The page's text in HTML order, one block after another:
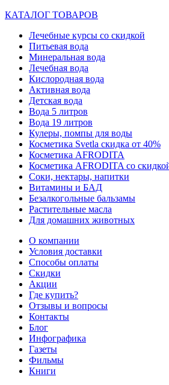
КАТАЛОГ ТОВАРОВ
Лечебные курсы со скидкой
Питьевая вода
Минеральная вода
Лечебная вода
Кислородная вода
Активная вода
Детская вода
Вода 5 литров
Вода 19 литров
Кулеры, помпы для воды
Косметика Svetla скидка от 40%
Косметика AFRODITA
Косметика AFRODITA со
Соки, нектары, напитки
Витамины и БАД
Безалкогольные бальзамы
Растительные масла
Для домашних животных
О компании
Условия доставки
Способы оплаты
Скидки
Акции
Где купить?
Отзывы и вопросы
Контакты
Блог
Инфографика
Газеты
Фильмы
Книги